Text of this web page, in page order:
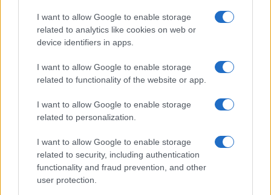
I want to allow Google to enable storage
related to analytics like cookies on web or
device identifiers in apps.
I want to allow Google to enable storage
related to functionality of the website or app.
I want to allow Google to enable storage
related to personalization.
I want to allow Google to enable storage
related to security, including authentication
functionality and fraud prevention, and other
user protection.
Gallura, finti clienti svuotano le suite: furto da
50mila nel resort
Meteo Olbia 7 agosto, sole e caldo tornano
protagonisti
Test tunnel Olbia: rampe chiuse ancora fino a
fine agosto
Aggius conquista la classifica delle mete più
amate dell’estate 2026